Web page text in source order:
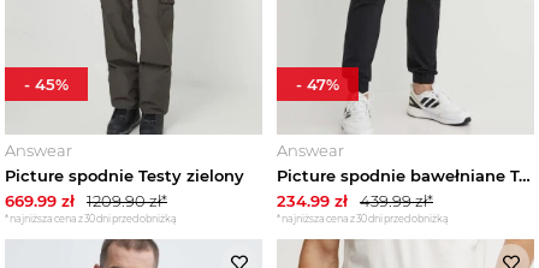
Answear
Picture spodnie Testy zielony
669.99 zł 1209.90zł*
*najniższa cena z 30 dni przed obniżką
- 45%
Answear
Picture spodnie bawełniane Tohola czarny
234.99 zł 439.99zł*
*najniższa cena z 30 dni przed obniżką
- 47%